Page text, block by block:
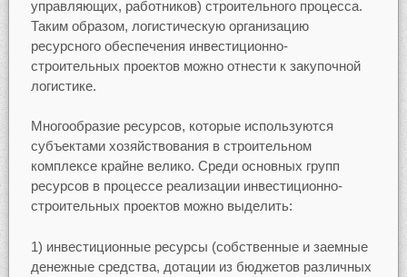
управляющих, работников) строительного процесса.
Таким образом, логистическую организацию
ресурсного обеспечения инвестиционно-
строительных проектов можно отнести к закупочной
логистике.
Многообразие ресурсов, которые используются
субъектами хозяйствования в строительном
комплексе крайне велико. Среди основных групп
ресурсов в процессе реализации инвестиционно-
строительных проектов можно выделить:
1) инвестиционные ресурсы (собственные и заемные
денежные средства, дотации из бюджетов различных